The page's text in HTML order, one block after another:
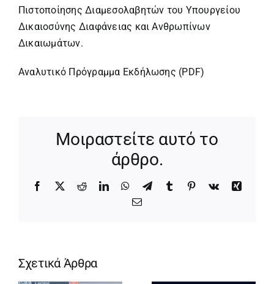
Πιστοποίησης Διαμεσολαβητών του Υπουργείου
Δικαιοσύνης Διαφάνειας και Ανθρωπίνων
Δικαιωμάτων.
Αναλυτικό Πρόγραμμα Εκδήλωσης (PDF)
Μοιραστείτε αυτό το
άρθρο.
Facebook
X RedditLinkedInWhatsApp
TelegramTumblr Pinterest
Vk
Xing
Email
Σχετικά Άρθρα